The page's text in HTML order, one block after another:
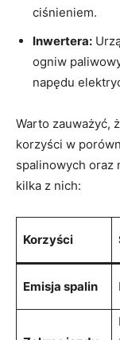
⁣ciśnieniem.
Inwertera:
ogniw
napędu
Warto zauważyć,
⁢korzyści w
spalinowych oraz
kilka z nich:
Korzyści
Emisja spalin